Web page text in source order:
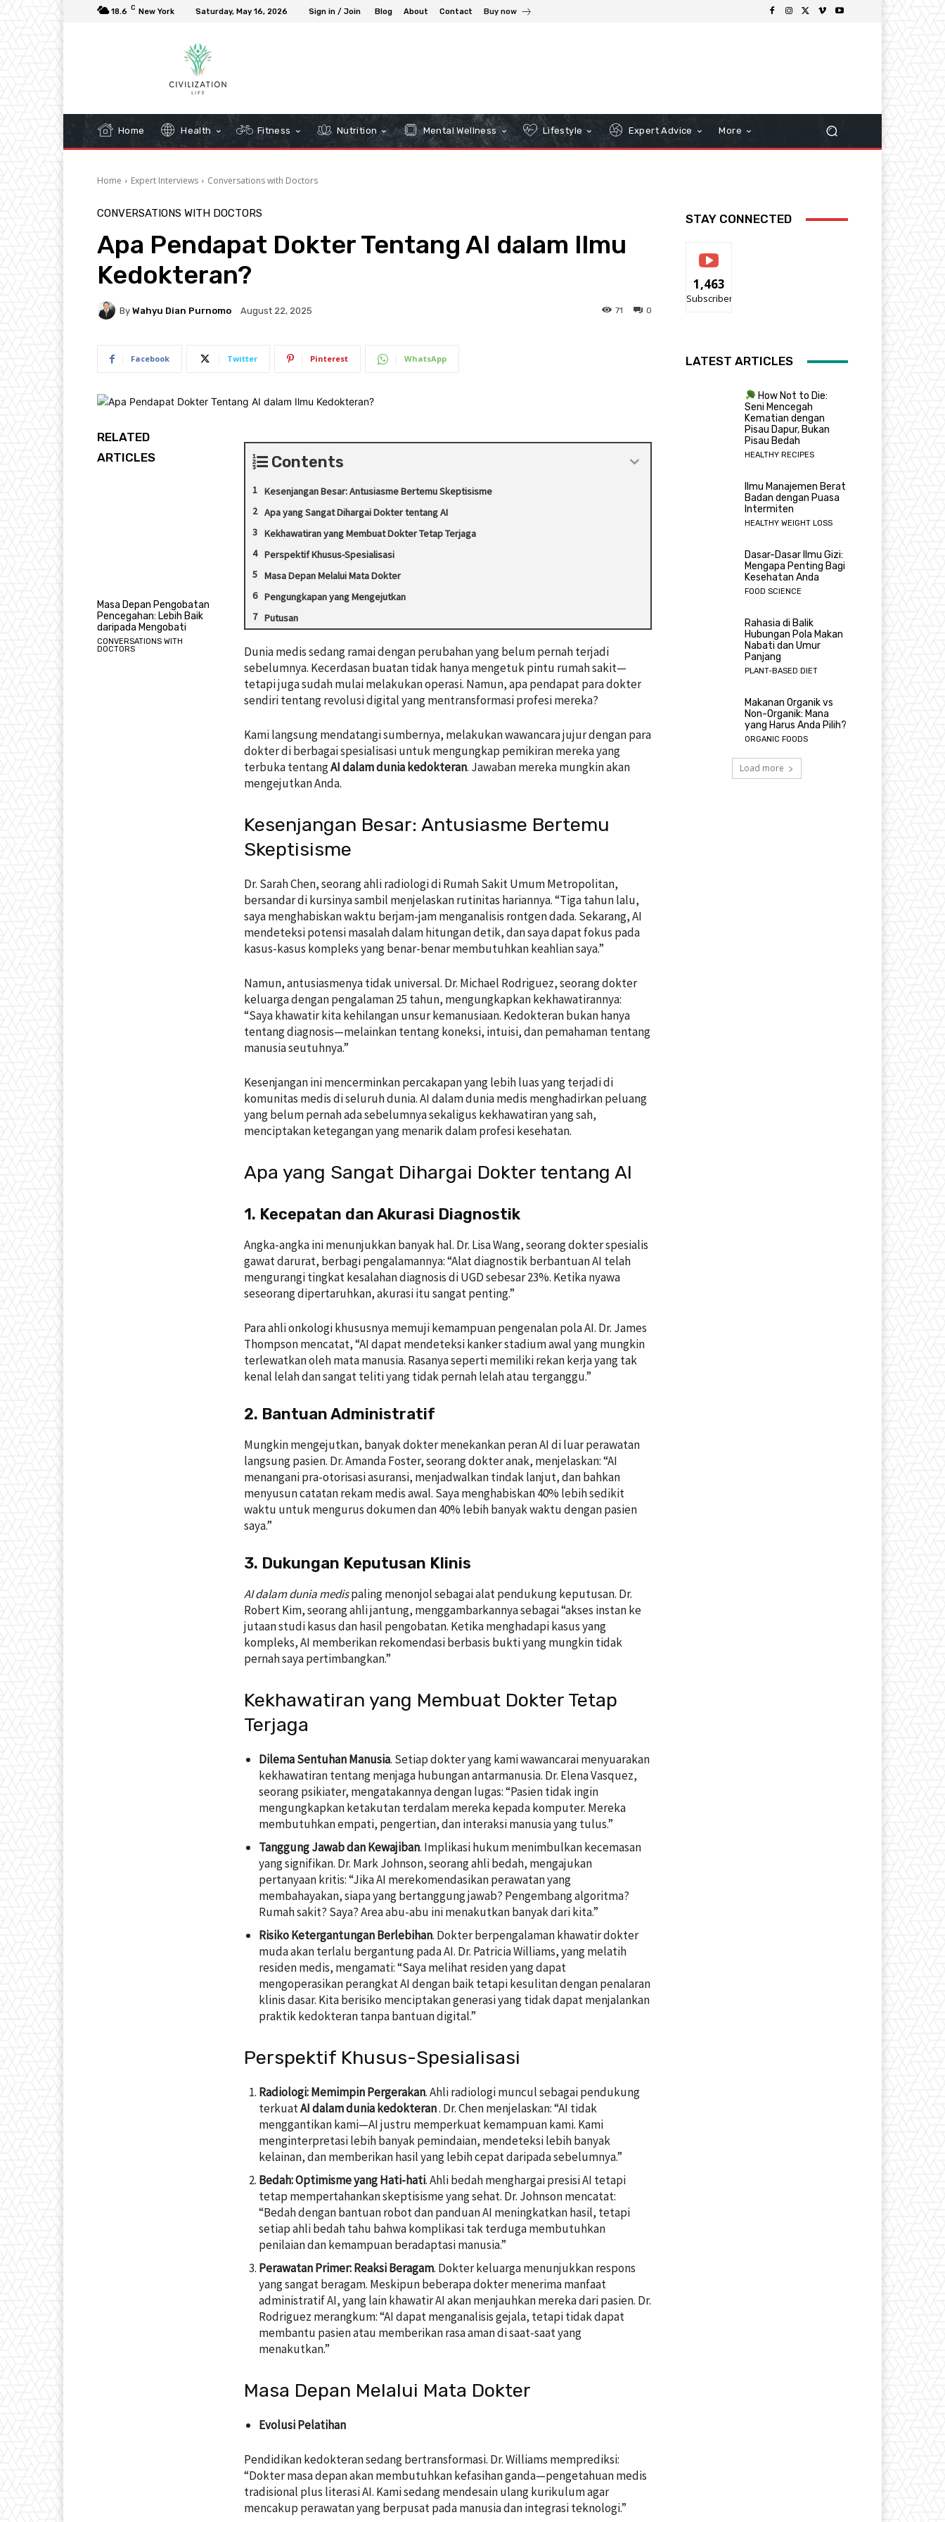
18.6 C New York Saturday, May 16, 2026 Sign in / Join Blog About Contact Buy now
Home Health Fitness Nutrition Mental Wellness Lifestyle Expert Advice More
Home Expert Interviews Conversations with Doctors
CONVERSATIONS WITH DOCTORS
Apa Pendapat Dokter Tentang AI dalam Ilmu
Kedokteran?
By Wahyu Dian Purnomo August 22, 2025 0
71
Facebook Twitter Pinterest WhatsApp
RELATED
ARTICLES
Masa Depan Pengobatan
Pencegahan: Lebih Baik
daripada Mengobati
CONVERSATIONS WITH
DOCTORS
Contents
Kesenjangan Besar: Antusiasme Bertemu Skeptisisme
Apa yang Sangat Dihargai Dokter tentang AI
Kekhawatiran yang Membuat Dokter Tetap Terjaga
Perspektif Khusus-Spesialisasi
Masa Depan Melalui Mata Dokter
Pengungkapan yang Mengejutkan
Putusan
Dunia medis sedang ramai dengan perubahan yang belum pernah terjadi
sebelumnya. Kecerdasan buatan tidak hanya mengetuk pintu rumah sakit—
tetapi juga sudah mulai melakukan operasi. Namun, apa pendapat para dokter
sendiri tentang revolusi digital yang mentransformasi profesi mereka?
Kami langsung mendatangi sumbernya, melakukan wawancara jujur ​​dengan para
dokter di berbagai spesialisasi untuk mengungkap pemikiran mereka yang
terbuka tentangAI dalam dunia kedokteran. Jawaban mereka mungkin akan
mengejutkan Anda.
Kesenjangan Besar: Antusiasme Bertemu
Skeptisisme
Dr. Sarah Chen, seorang ahli radiologi di Rumah Sakit Umum Metropolitan,
bersandar di kursinya sambil menjelaskan rutinitas hariannya. “Tiga tahun lalu,
saya menghabiskan waktu berjam-jam menganalisis rontgen dada. Sekarang, AI
mendeteksi potensi masalah dalam hitungan detik, dan saya dapat fokus pada
kasus-kasus kompleks yang benar-benar membutuhkan keahlian saya.”
Namun, antusiasmenya tidak universal. Dr. Michael Rodriguez, seorang dokter
keluarga dengan pengalaman 25 tahun, mengungkapkan kekhawatirannya:
“Saya khawatir kita kehilangan unsur kemanusiaan. Kedokteran bukan hanya
tentang diagnosis—melainkan tentang koneksi, intuisi, dan pemahaman tentang
manusia seutuhnya.”
Kesenjangan ini mencerminkan percakapan yang lebih luas yang terjadi di
komunitas medis di seluruh dunia. AI dalam dunia medis menghadirkan peluang
yang belum pernah ada sebelumnya sekaligus kekhawatiran yang sah,
menciptakan ketegangan yang menarik dalam profesi kesehatan.
Apa yang Sangat Dihargai Dokter tentang AI
1. Kecepatan dan Akurasi Diagnostik
Angka-angka ini menunjukkan banyak hal. Dr. Lisa Wang, seorang dokter spesialis
gawat darurat, berbagi pengalamannya: “Alat diagnostik berbantuan AI telah
mengurangi tingkat kesalahan diagnosis di UGD sebesar 23%. Ketika nyawa
seseorang dipertaruhkan, akurasi itu sangat penting.”
Para ahli onkologi khususnya memuji kemampuan pengenalan pola AI. Dr. James
Thompson mencatat, “AI dapat mendeteksi kanker stadium awal yang mungkin
terlewatkan oleh mata manusia. Rasanya seperti memiliki rekan kerja yang tak
kenal lelah dan sangat teliti yang tidak pernah lelah atau terganggu.”
2. Bantuan Administratif
Mungkin mengejutkan, banyak dokter menekankan peran AI di luar perawatan
langsung pasien. Dr. Amanda Foster, seorang dokter anak, menjelaskan: “AI
menangani pra-otorisasi asuransi, menjadwalkan tindak lanjut, dan bahkan
menyusun catatan rekam medis awal. Saya menghabiskan 40% lebih sedikit
waktu untuk mengurus dokumen dan 40% lebih banyak waktu dengan pasien
saya.”
3. Dukungan Keputusan Klinis
AI dalam dunia medispaling menonjol sebagai alat pendukung keputusan. Dr.
Robert Kim, seorang ahli jantung, menggambarkannya sebagai “akses instan ke
jutaan studi kasus dan hasil pengobatan. Ketika menghadapi kasus yang
kompleks, AI memberikan rekomendasi berbasis bukti yang mungkin tidak
pernah saya pertimbangkan.”
Kekhawatiran yang Membuat Dokter Tetap
Terjaga
Dilema Sentuhan Manusia. Setiap dokter yang kami wawancarai menyuarakan
kekhawatiran tentang menjaga hubungan antarmanusia. Dr. Elena Vasquez,
seorang psikiater, mengatakannya dengan lugas: “Pasien tidak ingin
mengungkapkan ketakutan terdalam mereka kepada komputer. Mereka
membutuhkan empati, pengertian, dan interaksi manusia yang tulus.”
Tanggung Jawab dan Kewajiban. Implikasi hukum menimbulkan kecemasan
yang signifikan. Dr. Mark Johnson, seorang ahli bedah, mengajukan
pertanyaan kritis: “Jika AI merekomendasikan perawatan yang
membahayakan, siapa yang bertanggung jawab? Pengembang algoritma?
Rumah sakit? Saya? Area abu-abu ini menakutkan banyak dari kita.”
Risiko Ketergantungan Berlebihan. Dokter berpengalaman khawatir dokter
muda akan terlalu bergantung pada AI. Dr. Patricia Williams, yang melatih
residen medis, mengamati: “Saya melihat residen yang dapat
mengoperasikan perangkat AI dengan baik tetapi kesulitan dengan penalaran
klinis dasar. Kita berisiko menciptakan generasi yang tidak dapat menjalankan
praktik kedokteran tanpa bantuan digital.”
Perspektif Khusus-Spesialisasi
Radiologi: Memimpin Pergerakan. Ahli radiologi muncul sebagai pendukung
terkuatAI dalam dunia kedokteran. Dr. Chen menjelaskan: “AI tidak
menggantikan kami—AI justru memperkuat kemampuan kami. Kami
menginterpretasi lebih banyak pemindaian, mendeteksi lebih banyak
kelainan, dan memberikan hasil yang lebih cepat daripada sebelumnya.”
Bedah: Optimisme yang Hati-hati. Ahli bedah menghargai presisi AI tetapi
tetap mempertahankan skeptisisme yang sehat. Dr. Johnson mencatat:
“Bedah dengan bantuan robot dan panduan AI meningkatkan hasil, tetapi
setiap ahli bedah tahu bahwa komplikasi tak terduga membutuhkan
penilaian dan kemampuan beradaptasi manusia.”
Perawatan Primer: Reaksi Beragam. Dokter keluarga menunjukkan respons
yang sangat beragam. Meskipun beberapa dokter menerima manfaat
administratif AI, yang lain khawatir AI akan menjauhkan mereka dari pasien. Dr.
Rodriguez merangkum: “AI dapat menganalisis gejala, tetapi tidak dapat
membantu pasien atau memberikan rasa aman di saat-saat yang
menakutkan.”
Masa Depan Melalui Mata Dokter
Evolusi Pelatihan
Pendidikan kedokteran sedang bertransformasi. Dr. Williams memprediksi:
“Dokter masa depan akan membutuhkan kefasihan ganda—pengetahuan medis
tradisional plus literasi AI. Kami sedang mendesain ulang kurikulum agar
mencakup perawatan yang berpusat pada manusia dan integrasi teknologi.”
STAY CONNECTED
1,463
Subscribers
LATEST ARTICLES
How Not to Die:
Seni Mencegah
Kematian dengan
Pisau Dapur, Bukan
Pisau Bedah
HEALTHY RECIPES
Ilmu Manajemen Berat
Badan dengan Puasa
Intermiten
HEALTHY WEIGHT LOSS
Dasar-Dasar Ilmu Gizi:
Mengapa Penting Bagi
Kesehatan Anda
FOOD SCIENCE
Rahasia di Balik
Hubungan Pola Makan
Nabati dan Umur
Panjang
PLANT-BASED DIET
Makanan Organik vs
Non-Organik: Mana
yang Harus Anda Pilih?
ORGANIC FOODS
Load more